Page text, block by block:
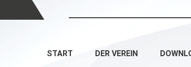
START DER VEREIN